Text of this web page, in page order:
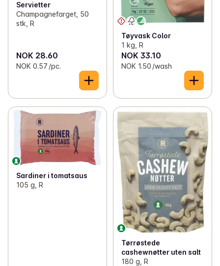
Servietter
Champagnefarget, 50
stk, R
NOK 28.60
NOK 0.57 /pc.
Tøyvask Color
1 kg, R
NOK 33.10
NOK 1.50 /wash
Sardiner i tomatsaus
105 g, R
Tørrøstede
cashewnøtter uten salt
180 g, R